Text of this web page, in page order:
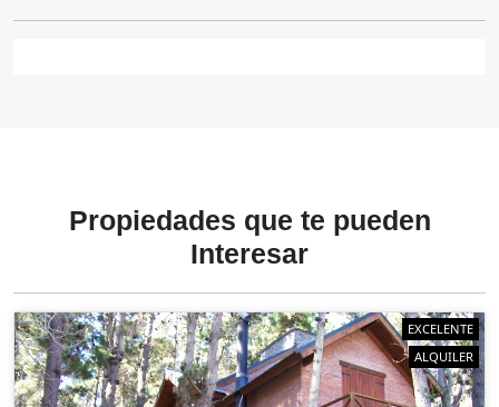
Propiedades que te pueden
Interesar
EXCELENTE
ALQUILER